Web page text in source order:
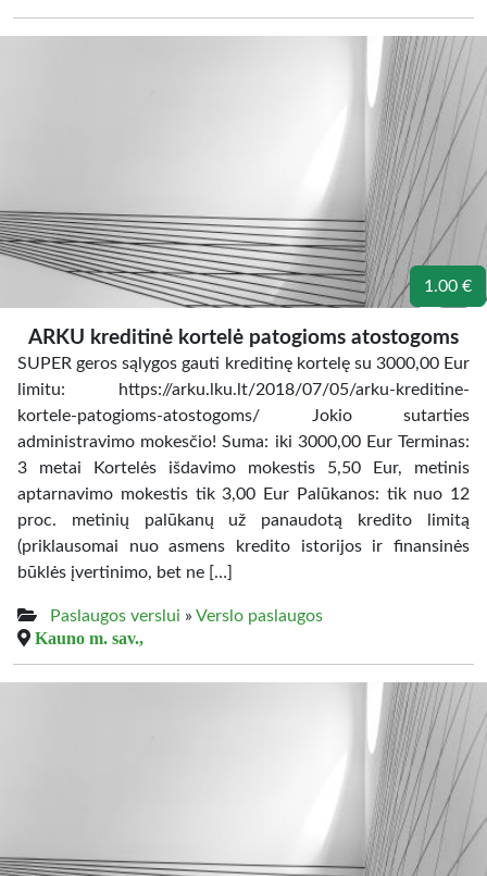
1.00 €
ARKU kreditinė kortelė patogioms atostogoms
SUPER geros sąlygos gauti kreditinę kortelę su 3000,00 Eur
limitu: https://arku.lku.lt/2018/07/05/arku-kreditine-
kortele-patogioms-atostogoms/ Jokio sutarties
administravimo mokesčio! Suma: iki 3000,00 Eur Terminas:
3 metai Kortelės išdavimo mokestis 5,50 Eur, metinis
aptarnavimo mokestis tik 3,00 Eur Palūkanos: tik nuo 12
proc. metinių palūkanų už panaudotą kredito limitą
(priklausomai nuo asmens kredito istorijos ir finansinės
būklės įvertinimo, bet ne […]
Paslaugos verslui » Verslo paslaugos
Kauno m. sav.,